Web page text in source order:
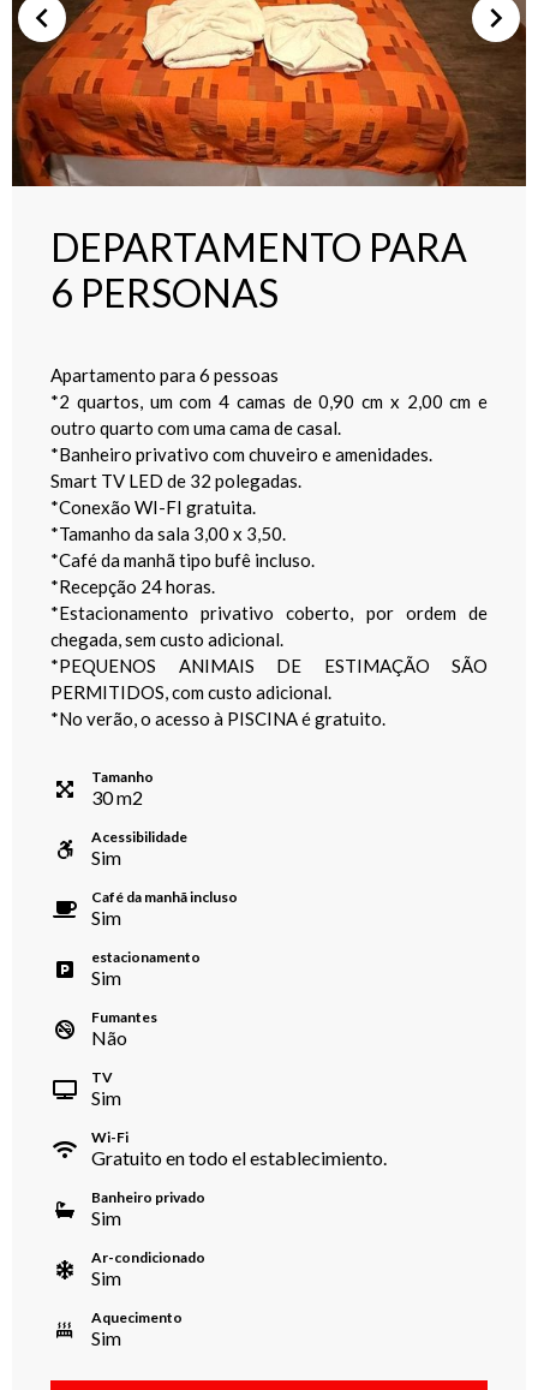
DEPARTAMENTO PARA
6 PERSONAS
Apartamento para 6 pessoas
*2 quartos, um com 4 camas de 0,90 cm x 2,00 cm e
outro quarto com uma cama de casal.
*Banheiro privativo com chuveiro e amenidades.
Smart TV LED de 32 polegadas.
*Conexão WI-FI gratuita.
*Tamanho da sala 3,00 x 3,50.
*Café da manhã tipo bufê incluso.
*Recepção 24 horas.
*Estacionamento privativo coberto, por ordem de
chegada, sem custo adicional.
*PEQUENOS ANIMAIS DE ESTIMAÇÃO SÃO
PERMITIDOS, com custo adicional.
*No verão, o acesso à PISCINA é gratuito.
Tamanho
30m2
Acessibilidade
Sim
Café da manhã incluso
Sim
estacionamento
Sim
Fumantes
Não
TV
Sim
Wi-Fi
Gratuito en todo el establecimiento.
Banheiro privado
Sim
Ar-condicionado
Sim
Aquecimento
Sim